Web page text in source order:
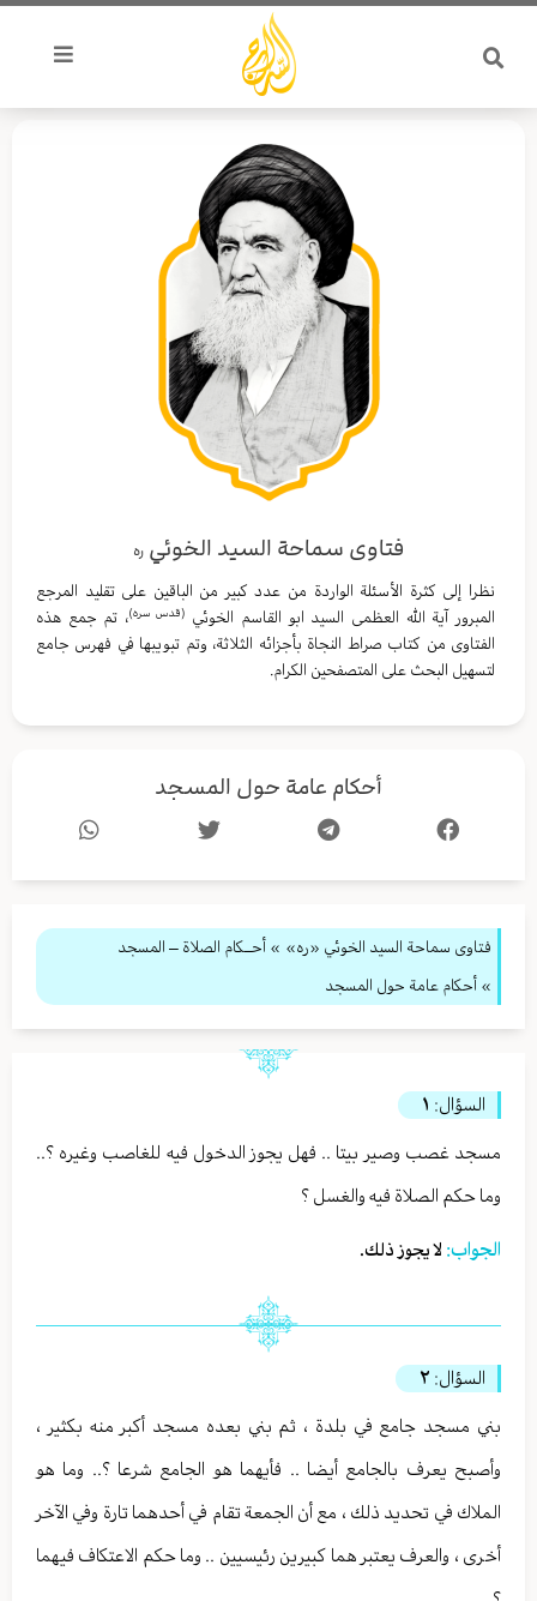
تخطي
المحتوى
فتاوى سماحة السيد الخوئي ره
نظرا إلى كثرة الأسئلة الواردة من عدد كبير من الباقين على تقليد المرجع
المبرور آية الله العظمى السيد ابو القاسم الخوئي (قدس سره)، تم جمع هذه
الفتاوى من كتاب صراط النجاة بأجزائه الثلاثة، وتم تبويبها في فهرس جامع
لتسهيل البحث على المتصفحين الكرام.
أحكام عامة حول المسجد
فتاوى سماحة السيد الخوئي «ره» » أحــكام الصلاة – المسجد
» أحكام عامة حول المسجد
السؤال: ١
مسجد غصب وصير بيتا .. فهل يجوز الدخول فيه للغاصب وغيره ؟..
وما حكم الصلاة فيه والغسل ؟
الجواب: لا يجوز ذلك.
السؤال: ٢
بني مسجد جامع في بلدة ، ثم بني بعده مسجد أكبر منه بكثير ،
وأصبح يعرف بالجامع أيضا .. فأيهما هو الجامع شرعا ؟.. وما هو
الملاك في تحديد ذلك ، مع أن الجمعة تقام في أحدهما تارة وفي الآخر
أخرى ، والعرف يعتبر هما كبيرين رئيسيين .. وما حكم الاعتكاف فيهما